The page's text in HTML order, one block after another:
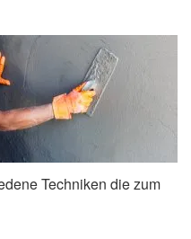
Techniken die zum